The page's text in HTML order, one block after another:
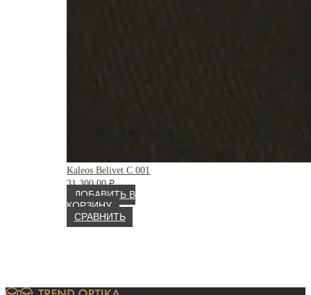
Kaleos Belivet C 001
31 300.00₽
ДОБАВИТЬ В
КОРЗИНУ
СРАВНИТЬ